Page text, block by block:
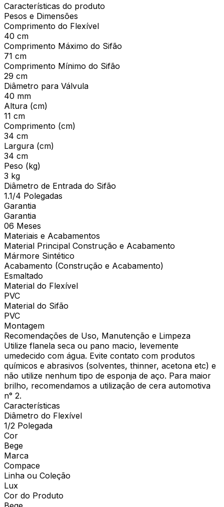
Características do produto
Pesos e Dimensões
Comprimento do Flexível
40 cm
Comprimento Máximo do Sifão
71 cm
Comprimento Mínimo do Sifão
29 cm
Diâmetro para Válvula
40 mm
Altura (cm)
11 cm
Comprimento (cm)
34 cm
Largura (cm)
34 cm
Peso (kg)
3 kg
Diâmetro de Entrada do Sifão
1.1/4 Polegadas
Garantia
Garantia
06 Meses
Materiais e Acabamentos
Material Principal Construção e Acabamento
Mármore Sintético
Acabamento (Construção e Acabamento)
Esmaltado
Material do Flexível
PVC
Material do Sifão
PVC
Montagem
Recomendações de Uso, Manutenção e Limpeza
Utilize flanela seca ou pano macio, levemente
umedecido com água. Evite contato com produtos
químicos e abrasivos (solventes, thinner, acetona etc) e
não utilize nenhum tipo de esponja de aço. Para maior
brilho, recomendamos a utilização de cera automotiva
n° 2.
Características
Diâmetro do Flexível
1/2 Polegada
Cor
Bege
Marca
Compace
Linha ou Coleção
Lux
Cor do Produto